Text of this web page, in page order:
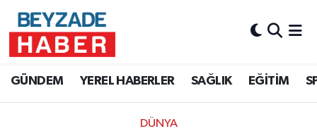
GÜNDEM YEREL HABERLER SAĞLIK EĞİTİM
DÜNYA
Hava Durumu
Süper Lig Puan Durumu ve Fikstür